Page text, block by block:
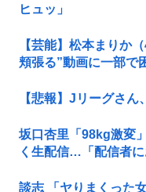
ヒュッ」
【芸能】松本まりか
頬張る”動画に一部で
【悲報】Jリーグさ
坂口杏里「98kg激変
く生配信…「配信者
談志 「ヤりまくった